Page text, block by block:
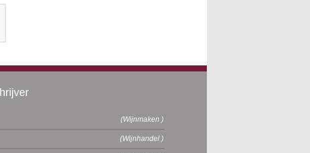
(Wijnmaken )
(Wijnhandel )